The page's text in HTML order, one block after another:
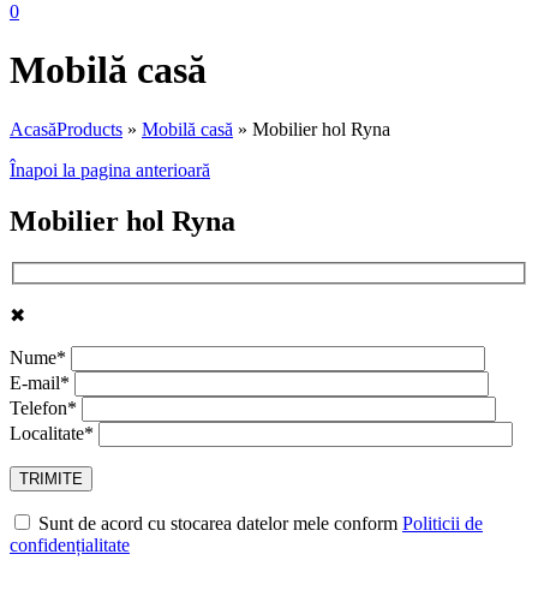
0
Mobilă casă
AcasăProducts » Mobilă casă » Mobilier hol Ryna
Înapoi la pagina anterioară
Mobilier hol Ryna
✖
Nume*
E-mail*
Telefon*
Localitate*
Sunt de acord cu stocarea datelor mele conform Politicii de
confidențialitate